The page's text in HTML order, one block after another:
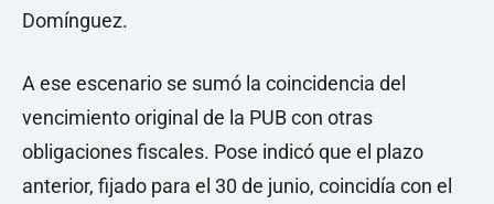
Domínguez.
A ese escenario se sumó la coincidencia del
vencimiento original de la PUB con otras
obligaciones fiscales. Pose indicó que el plazo
anterior, fijado para el 30 de junio, coincidía con el